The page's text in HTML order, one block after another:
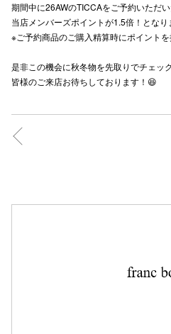
期間中に26AWのTICCAをご予約いただ
当店メンバーズポイントが1.5倍！とな
※ご予約商品のご購入精算時にポイントを
是非この機会に秋冬物を先取りでチェッ
皆様のご来店お待ちしております！😆